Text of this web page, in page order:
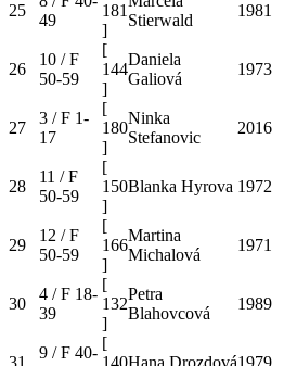
25
49
181
]
Stierwald
1981
26
10 / F
50-59
[
144
]
Daniela
Galiová
1973
27
3 / F 1-
17
[
180
]
Ninka
Stefanovic
2016
28
11 / F
50-59
[
150
]
Blanka Hyrova 1972
29
12 / F
50-59
[
166
]
Martina
Michalová
1971
30
4 / F 18-
39
[
132
]
Petra
Blahovcová
1989
9 / F 40-
[